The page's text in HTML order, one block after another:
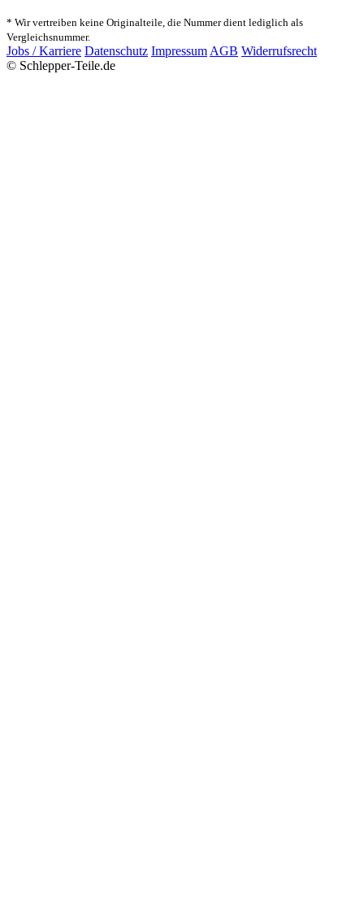
* Wir vertreiben keine Originalteile, die Nummer dient lediglich als
Vergleichsnummer.
Jobs / Karriere Datenschutz Impressum AGB Widerrufsrecht
© Schlepper-Teile.de